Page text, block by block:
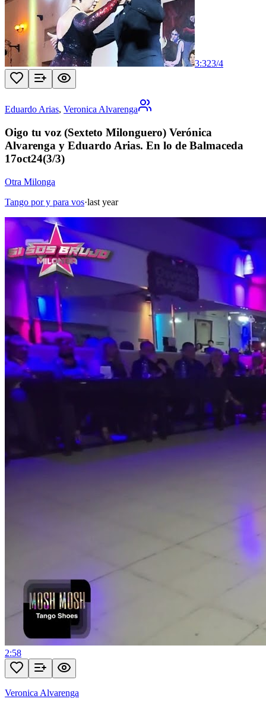
3:323/4
Eduardo Arias, Veronica Alvarenga
Oigo tu voz (Sexteto Milonguero) Verónica
Alvarenga y Eduardo Arias. En lo de Balmaceda
17oct24(3/3)
Otra Milonga
Tango por y para vos·last year
2:58
Veronica Alvarenga